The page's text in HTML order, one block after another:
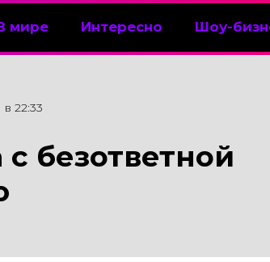
мире Интересно Шоу-
22:33
безответной